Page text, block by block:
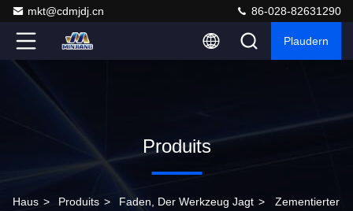
mkt@cdmjdj.cn 86-028-82631290
Plaudern
Produits
Haus > Produits > Faden, Der Werkzeug Jagt > Zementierter